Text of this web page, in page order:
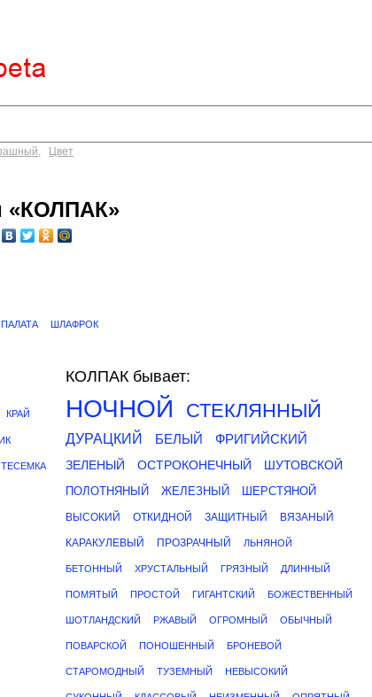
, Цвет
«КОЛПАК»
ПАЛАТА ШЛАФРОК
КРАЙ
ТЕСЕМКА
КОЛПАК бывает:
НОЧНОЙ СТЕКЛЯННЫЙ
ДУРАЦКИЙ БЕЛЫЙ ФРИГИЙСКИЙ
ЗЕЛЕНЫЙ ОСТРОКОНЕЧНЫЙ ШУТОВСКОЙ
ПОЛОТНЯНЫЙ ЖЕЛЕЗНЫЙ ШЕРСТЯНОЙ
ВЫСОКИЙ ОТКИДНОЙ ЗАЩИТНЫЙ ВЯЗАНЫЙ
КАРАКУЛЕВЫЙ ПРОЗРАЧНЫЙ ЛЬНЯНОЙ
БЕТОННЫЙ ХРУСТАЛЬНЫЙ ГРЯЗНЫЙ ДЛИННЫЙ
ПОМЯТЫЙ ПРОСТОЙ ГИГАНТСКИЙ БОЖЕСТВЕННЫЙ
ШОТЛАНДСКИЙ РЖАВЫЙ ОГРОМНЫЙ ОБЫЧНЫЙ
ПОВАРСКОЙ ПОНОШЕННЫЙ БРОНЕВОЙ
СТАРОМОДНЫЙ ТУЗЕМНЫЙ НЕВЫСОКИЙ